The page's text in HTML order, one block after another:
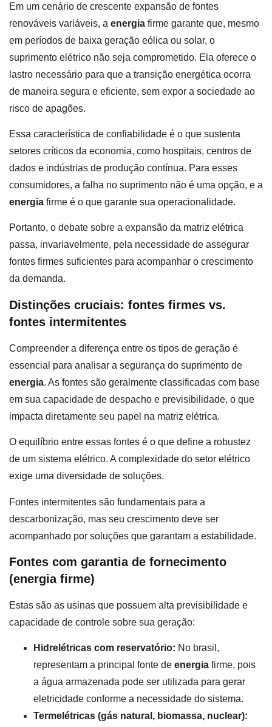
Em um cenário de crescente expansão de fontes
renováveis variáveis, a energia firme garante que, mesmo
em períodos de baixa geração eólica ou solar, o
suprimento elétrico não seja comprometido. Ela oferece o
lastro necessário para que a transição energética ocorra
de maneira segura e eficiente, sem expor a sociedade ao
risco de apagões.
Essa característica de confiabilidade é o que sustenta
setores críticos da economia, como hospitais, centros de
dados e indústrias de produção contínua. Para esses
consumidores, a falha no suprimento não é uma opção, e a
energia firme é o que garante sua operacionalidade.
Portanto, o debate sobre a expansão da matriz elétrica
passa, invariavelmente, pela necessidade de assegurar
fontes firmes suficientes para acompanhar o crescimento
da demanda.
Distinções cruciais: fontes firmes vs.
fontes intermitentes
Compreender a diferença entre os tipos de geração é
essencial para analisar a segurança do suprimento de
energia. As fontes são geralmente classificadas com base
em sua capacidade de despacho e previsibilidade, o que
impacta diretamente seu papel na matriz elétrica.
O equilíbrio entre essas fontes é o que define a robustez
de um sistema elétrico. A complexidade do setor elétrico
exige uma diversidade de soluções.
Fontes intermitentes são fundamentais para a
descarbonização, mas seu crescimento deve ser
acompanhado por soluções que garantam a estabilidade.
Fontes com garantia de fornecimento
(energia firme)
Estas são as usinas que possuem alta previsibilidade e
capacidade de controle sobre sua geração:
Hidrelétricas com reservatório: No brasil,
representam a principal fonte de energia firme, pois
a água armazenada pode ser utilizada para gerar
eletricidade conforme a necessidade do sistema.
Termelétricas (gás natural, biomassa, nuclear):